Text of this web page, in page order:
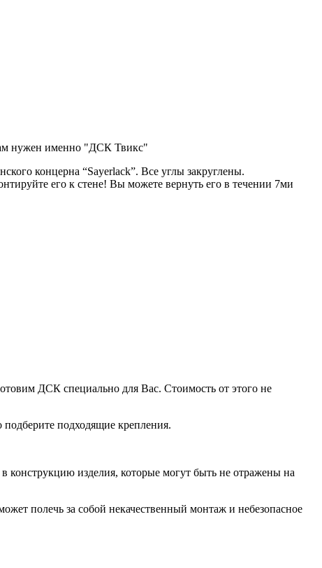
нужен именно "ДСК Твикс"
концерна “Sayerlack”. Все углы закруглены.
его к стене! Вы можете вернуть его в течении 7ми
ДСК специально для Вас. Стоимость от этого не
подберите подходящие крепления.
конструкцию изделия, которые могут быть не отражены на
полечь за собой некачественный монтаж и небезопасное